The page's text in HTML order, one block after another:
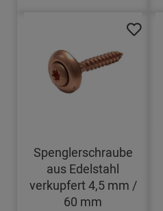
Spenglerschraube
aus Edelstahl
verkupfert 4,5 mm /
60 mm